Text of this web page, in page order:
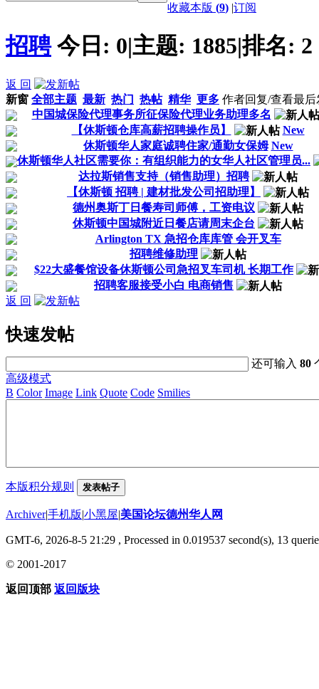
收藏本版 (9) |订阅
招聘 今日: 0|主题: 1885|排名: 2
返 回
新窗 全部主题 最新 热门 热帖 精华 更多 作者回复/查看最后
中国城保险代理事务所征保险代理业务助理多名
【休斯顿仓库高薪招聘操作员】
New
休斯顿华人家庭诚聘住家/通勤女保姆 New
休斯顿华人社区需要你：有组织能力的女华人社区管理员...
达拉斯销售支持（销售助理）招聘
【休斯顿 招聘 | 建材批发公司招助理】
德州奥斯丁日餐寿司师傅，工资电议
休斯顿中国城附近日餐店请周末企台
Arlington TX 急招仓库库管 会开叉车
招聘维修助理
$22大盛餐馆设备休斯顿公司急招叉车司机 长期工作
招聘客服接受小白 电商销售
返 回
快速发帖
还可输入80
高级模式
B Color Image Link Quote Code Smilies
本版积分规则 发表帖子
Archiver|手机版|小黑屋|美国论坛德州华人网
GMT-6, 2026-8-5 21:29 , Processed in 0.019537 second(s), 13
© 2001-2017
返回顶部 返回版块